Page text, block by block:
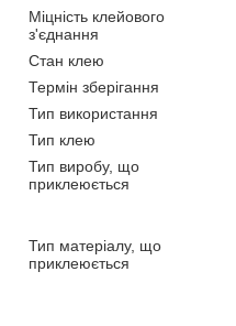
Міцність клейового
з'єднання
Стан клею
Термін зберігання
Тип використання
Тип клею
Тип виробу, що
приклеюється
Тип матеріалу, що
приклеюється